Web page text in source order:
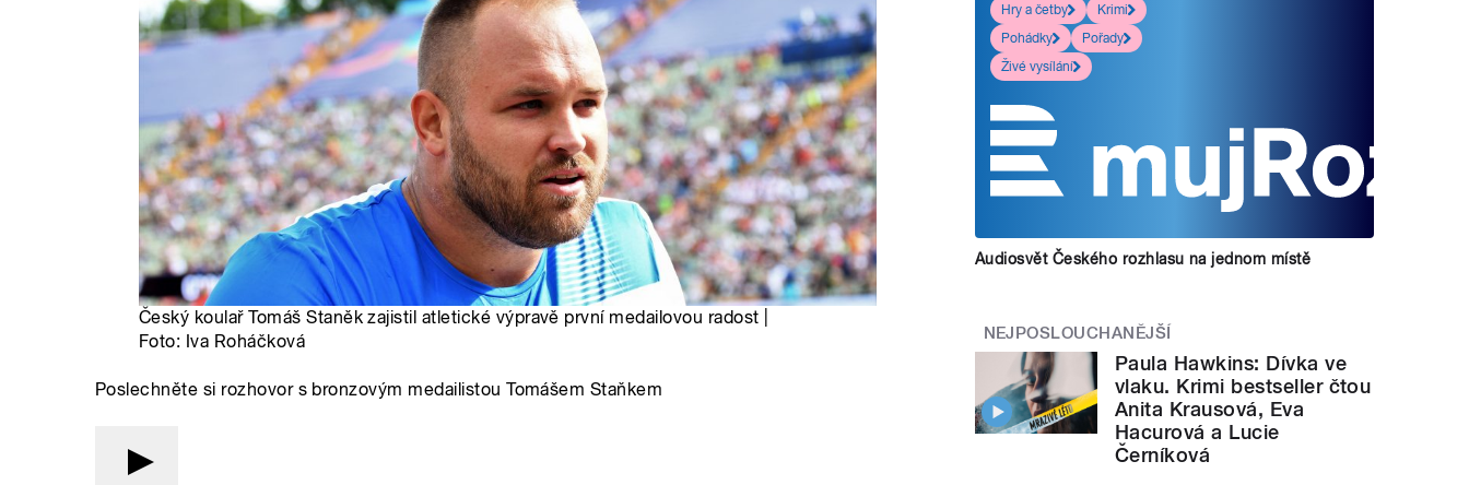
Český koulař Tomáš Staněk zajistil atletické výpravě první medailovou radost |
Foto: Iva Roháčková
Poslechněte si rozhovor s bronzovým medailistou Tomášem Staňkem
Hry a četby
Krimi
Pohádky
Pořady
Živé vysílání
Audiosvět Českého rozhlasu na jednom místě
NEJPOSLOUCHANĚJŠÍ
Paula Hawkins: Dívka ve
vlaku. Krimi bestseller čtou
Anita Krausová, Eva
Hacurová a Lucie
Černíková